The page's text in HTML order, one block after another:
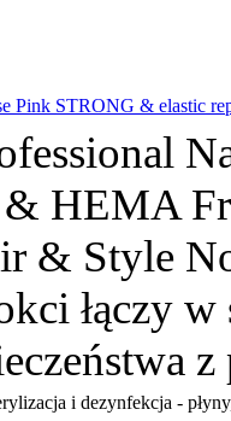
Pink STRONG & elastic
HEMA
& Style
łączy
i dezynfekcja -